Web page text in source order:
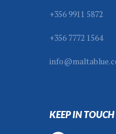
+356 9911 5872
+356 7772 1564
KEEP IN TOUCH